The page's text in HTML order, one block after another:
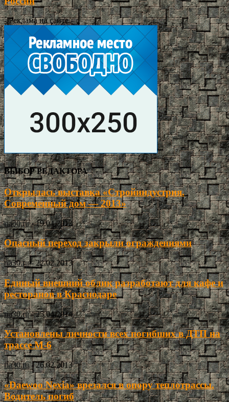
- Реклама на сайте -
ВЫБОР РЕДАКТОРА
Открылась выставка «Стройиндустрия.
Современный дом — 2013»
ria30.ru - 19.04.2013
Опасный переход закрыли ограждениями
ria30.ru - 22.02.2013
Единый внешний облик разработают для кафе и
ресторанов в Краснодаре
ria30.ru - 25.04.2014
Установлены личности всех погибших в ДТП на
трассе М-6
ria30.ru - 26.02.2013
«Daewoo Nexia» врезался в опору теплотрассы.
Водитель погиб